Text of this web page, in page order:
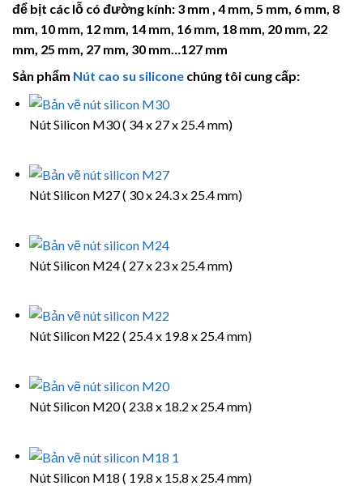
để bịt các lỗ có đường kính: 3 mm , 4 mm, 5 mm, 6 mm, 8
mm, 10 mm, 12 mm, 14 mm, 16 mm, 18 mm, 20 mm, 22
mm, 25 mm, 27 mm, 30 mm…127 mm
Sản phẩm Nút cao su silicone chúng tôi cung cấp:
Nút Silicon M30 ( 34 x 27 x 25.4 mm)
Nút Silicon M27 ( 30 x 24.3 x 25.4 mm)
Nút Silicon M24 ( 27 x 23 x 25.4 mm)
Nút Silicon M22 ( 25.4 x 19.8 x 25.4 mm)
Nút Silicon M20 ( 23.8 x 18.2 x 25.4 mm)
Nút Silicon M18 ( 19.8 x 15.8 x 25.4 mm)